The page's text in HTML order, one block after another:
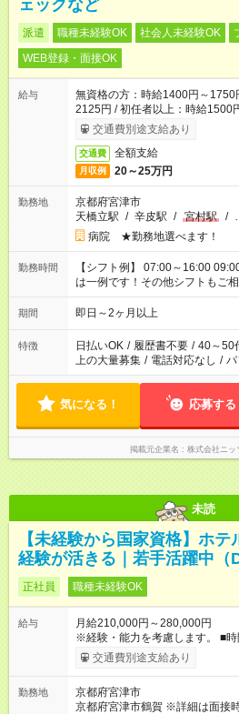
ェックなど
派遣 職種未経験OK 社会人未経験OK
WEB登録・面接OK
給与
無資格の方：時給1400円～1750
2125円 / 初任者以上：時給1500
交通費別途支給あり
交通費 全額支給
月収例 20～25万円
勤務地
京都府宮津市
天橋立駅 / 辛皮駅 / 宮村駅 /
病院 ★勤務地選べます！
勤務時間
【シフト例】 07:00～16:00 09:00
は一例です！その他シフトもご相
期間 即日～2ヶ月以上
特徴 日払いOK / 履歴書不要 / 40～50
上の大量募集 / 電話対応なし /
気になる！ 応募する
掲載元企業名 株式会社ニッ
未読
【未経験から国家資格】ホ
経験が活きる｜若手活躍中（
正社員 職種未経験OK
給与
月給210,000円～280,000円
※経験・能力を考慮します。 ■
途支給 【試用期間】試用期間あり 試用期間の長さ：3ヶ月 雇用
形態、給与は本採用時と同じです
交通費別途支給あり
勤務地
京都府宮津市
京都府宮津市鶴賀 ※詳細は面接